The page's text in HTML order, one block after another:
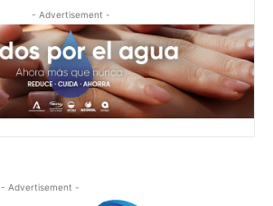
- Advertisement -
- Advertisement -